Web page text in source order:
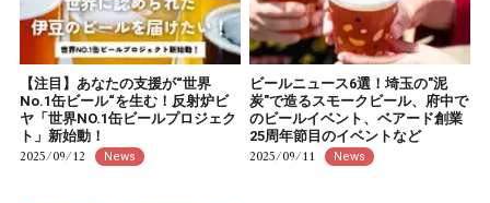
【注目】あなたの支援が“世界
No.1缶ビール“を生む！反射炉ビ
ヤ「世界NO.1缶ビールプロジェク
ト」新始動！
2025/09/12 News
ビールニュース6選！埼玉の"泥
炭"で造るスモークビール、府中で
のビールイベント、ベアード創業
25周年節目のイベントなど
2025/09/11 News